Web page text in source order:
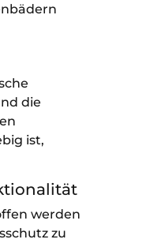
die
ist,
werden
zu